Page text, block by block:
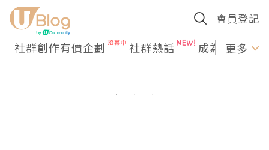
會員登記
社群創作有價企劃 社群熱話 成為U更多